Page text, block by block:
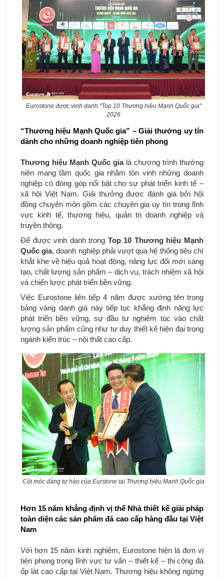
Eurostone được vinh danh "Top 10 Thương hiệu Mạnh Quốc gia"
2026
“Thương hiệu Mạnh Quốc gia” – Giải thưởng uy tín
dành cho những doanh nghiệp tiên phong
Thương hiệu Mạnh Quốc gia là chương trình thường
niên mang tầm quốc gia nhằm tôn vinh những doanh
nghiệp có đóng góp nổi bật cho sự phát triển kinh tế –
xã hội Việt Nam. Giải thưởng được đánh giá bởi hội
đồng chuyên môn gồm các chuyên gia uy tín trong lĩnh
vực kinh tế, thương hiệu, quản trị doanh nghiệp và
truyền thông.
Để được vinh danh trong Top 10 Thương hiệu Mạnh
Quốc gia, doanh nghiệp phải vượt qua hệ thống tiêu chí
khắt khe về hiệu quả hoạt động, năng lực đổi mới sáng
tạo, chất lượng sản phẩm – dịch vụ, trách nhiệm xã hội
và chiến lược phát triển bền vững.
Việc Eurostone liên tiếp 4 năm được xướng tên trong
bảng vàng danh giá này tiếp tục khẳng định năng lực
phát triển bền vững, sự đầu tư nghiêm túc vào chất
lượng sản phẩm cũng như tư duy thiết kế hiện đại trong
ngành kiến trúc – nội thất cao cấp.
Cột móc đáng tự hào của Eurstone tại Thương hiệu Mạnh Quốc gia
Hơn 15 năm khẳng định vị thế Nhà thiết kế giải pháp
toàn diện các sản phẩm đá cao cấp hàng đầu tại Việt
Nam
Với hơn 15 năm kinh nghiệm, Eurostone hiện là đơn vị
tiên phong trong lĩnh vực tư vấn – thiết kế – thi công đá
ốp lát cao cấp tại Việt Nam. Thương hiệu không ngừng